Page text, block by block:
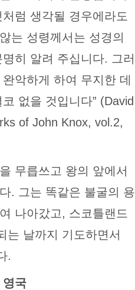
럼 생각될 경우에라도
는 성령께서는 성경의
히 알려 주십니다. 그러
악하게 하여 무지한 데
없을 것입니다” (David
of John Knox, vol.2,
무릅쓰고 왕의 앞에서
. 그는 똑같은 불굴의 용
나아갔고, 스코틀랜드
는 날까지 기도하면서
.
영국